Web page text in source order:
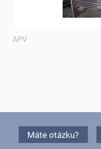
APV
Máte otázku?